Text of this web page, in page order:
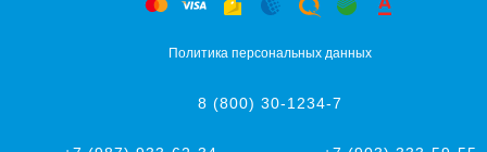
Политика персональных данных
8 (800) 30-1234-7